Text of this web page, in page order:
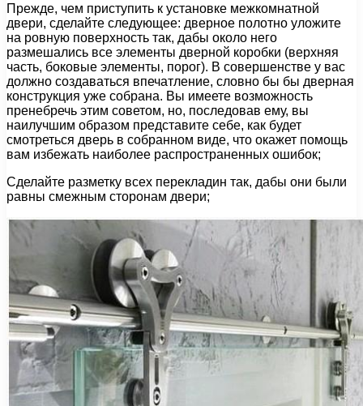
Прежде, чем приступить к установке межкомнатной
двери, сделайте следующее: дверное полотно уложите
на ровную поверхность так, дабы около него
размешались все элементы дверной коробки (верхняя
часть, боковые элементы, порог). В совершенстве у вас
должно создаваться впечатление, словно бы бы дверная
конструкция уже собрана. Вы имеете возможность
пренебречь этим советом, но, последовав ему, вы
наилучшим образом представите себе, как будет
смотреться дверь в собранном виде, что окажет помощь
вам избежать наиболее распространенных ошибок;
Сделайте разметку всех перекладин так, дабы они были
равны смежным сторонам двери;